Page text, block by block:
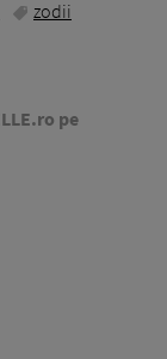
zodii
pe